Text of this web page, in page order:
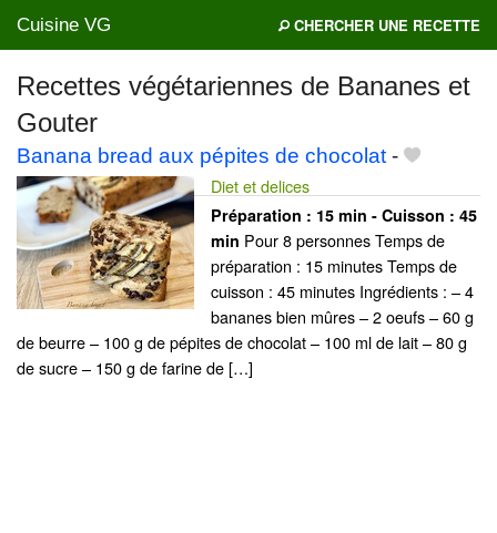
Cuisine VG CHERCHER UNE RECETTE
Recettes végétariennes de Bananes et
Gouter
Banana bread aux pépites de chocolat -
Diet et delices
Préparation : 15 min - Cuisson : 45
min Pour 8 personnes Temps de
préparation : 15 minutes Temps de
cuisson : 45 minutes Ingrédients : – 4
bananes bien mûres – 2 oeufs – 60 g
de beurre – 100 g de pépites de chocolat – 100 ml de lait – 80 g
de sucre – 150 g de farine de […]